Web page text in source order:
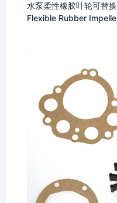
水泵柔性橡胶叶轮可替
Flexible Rubber